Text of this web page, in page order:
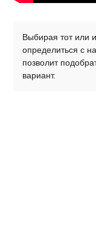
Выбирая тот или
определиться с
позволит
вариант.